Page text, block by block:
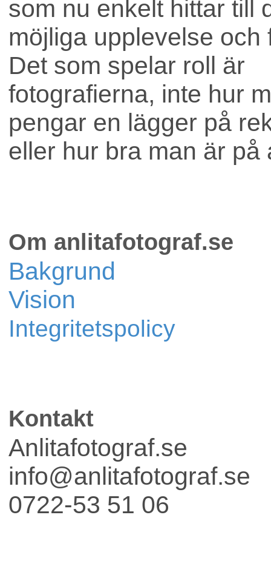
som nu enkelt hittar till
möjliga upplevelse och
Det som spelar roll är
fotografierna, inte hur
pengar en lägger på
eller hur bra man är på
Om anlitafotograf.se
Bakgrund
Vision
Integritetspolicy
Kontakt
Anlitafotograf.se
info@anlitafotograf.se
0722-53 51 06